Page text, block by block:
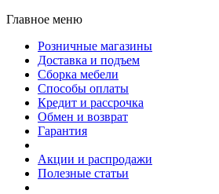
Главное меню
Розничные магазины
Доставка и подъем
Сборка мебели
Способы оплаты
Кредит и рассрочка
Обмен и возврат
Гарантия
Акции и распродажи
Полезные статьи